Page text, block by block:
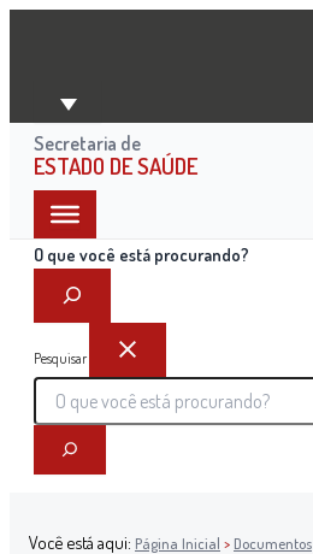
Ir
conteúdo
Secretaria de
ESTADO DE SAÚDE
O que você está procurando?
Pesquisar
Você está aqui: Página Inicial > Documentos